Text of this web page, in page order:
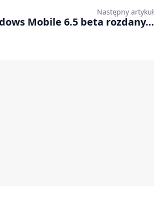
Następny artykuł
Mobile 6.5 beta rozdany…